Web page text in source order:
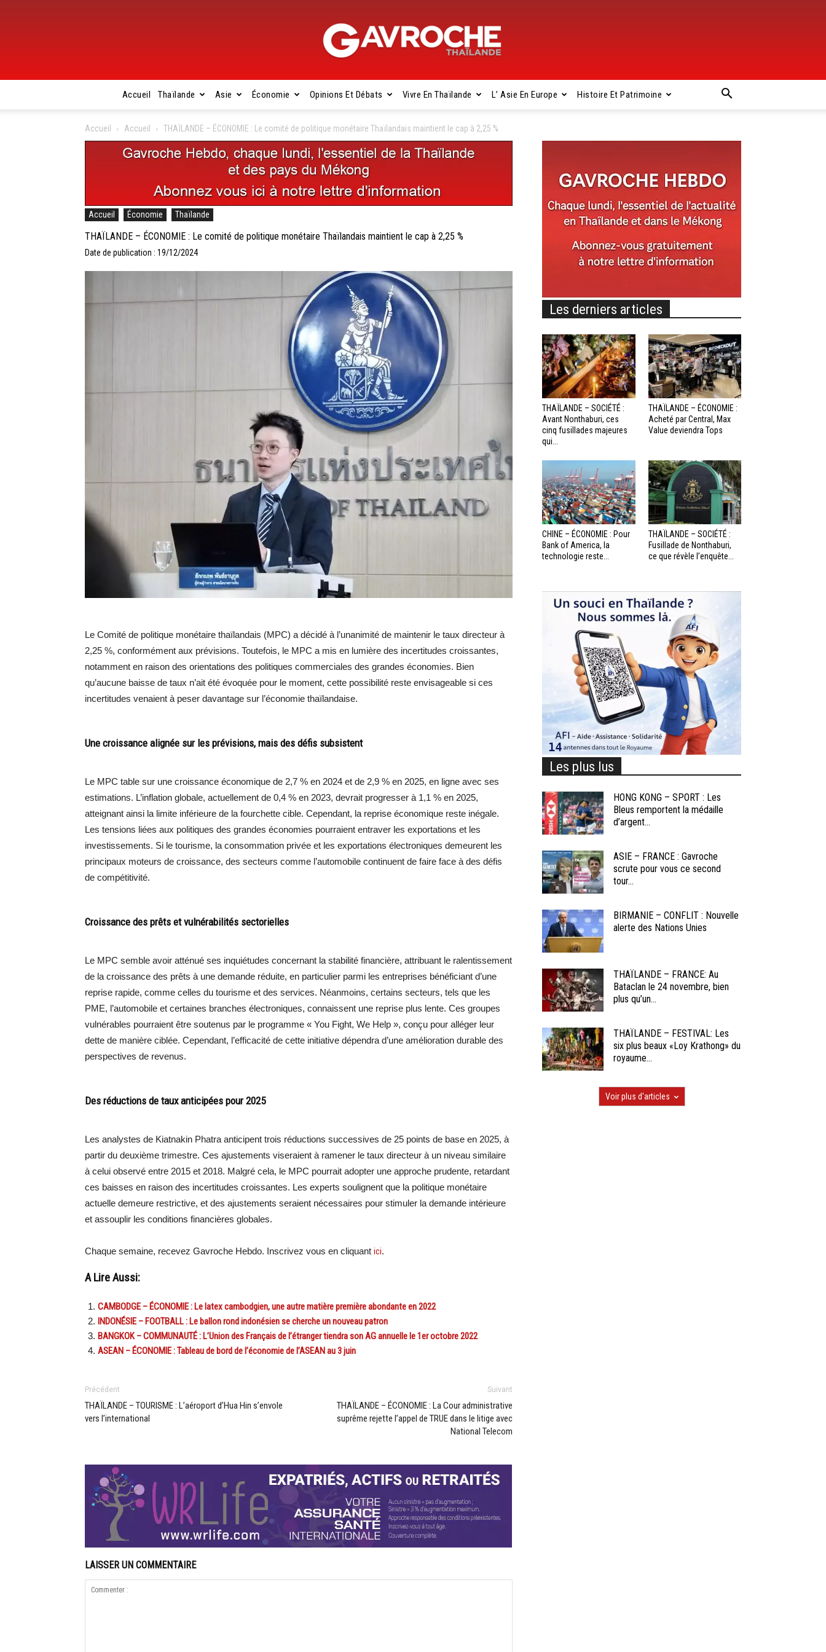
Gavroche
Accueil Thaïlande Asie Économie Opinions Et Débats Vivre En Thaïlande L’ Asie En Europe Histoire Et Patrimoine
Accueil Accueil THAÏLANDE – ÉCONOMIE : Le comité de politique monétaire Thaïlandais maintient le cap à 2,25 %
Accueil Économie Thaïlande
THAÏLANDE – ÉCONOMIE : Le comité de politique monétaire Thaïlandais maintient le cap à 2,25 %
Date de publication : 19/12/2024
Le Comité de politique monétaire thaïlandais (MPC) a décidé à l’unanimité de maintenir le taux directeur à
2,25 %, conformément aux prévisions. Toutefois, le MPC a mis en lumière des incertitudes croissantes,
notamment en raison des orientations des politiques commerciales des grandes économies. Bien
qu’aucune baisse de taux n’ait été évoquée pour le moment, cette possibilité reste envisageable si ces
incertitudes venaient à peser davantage sur l’économie thaïlandaise.
Une croissance alignée sur les prévisions, mais des défis subsistent
Le MPC table sur une croissance économique de 2,7 % en 2024 et de 2,9 % en 2025, en ligne avec ses
estimations. L’inflation globale, actuellement de 0,4 % en 2023, devrait progresser à 1,1 % en 2025,
atteignant ainsi la limite inférieure de la fourchette cible. Cependant, la reprise économique reste inégale.
Les tensions liées aux politiques des grandes économies pourraient entraver les exportations et les
investissements. Si le tourisme, la consommation privée et les exportations électroniques demeurent les
principaux moteurs de croissance, des secteurs comme l’automobile continuent de faire face à des défis
de compétitivité.
Croissance des prêts et vulnérabilités sectorielles
Le MPC semble avoir atténué ses inquiétudes concernant la stabilité financière, attribuant le ralentissement
de la croissance des prêts à une demande réduite, en particulier parmi les entreprises bénéficiant d’une
reprise rapide, comme celles du tourisme et des services. Néanmoins, certains secteurs, tels que les
PME, l’automobile et certaines branches électroniques, connaissent une reprise plus lente. Ces groupes
vulnérables pourraient être soutenus par le programme « You Fight, We Help », conçu pour alléger leur
dette de manière ciblée. Cependant, l’efficacité de cette initiative dépendra d’une amélioration durable des
perspectives de revenus.
Des réductions de taux anticipées pour 2025
Les analystes de Kiatnakin Phatra anticipent trois réductions successives de 25 points de base en 2025, à
partir du deuxième trimestre. Ces ajustements viseraient à ramener le taux directeur à un niveau similaire
à celui observé entre 2015 et 2018. Malgré cela, le MPC pourrait adopter une approche prudente, retardant
ces baisses en raison des incertitudes croissantes. Les experts soulignent que la politique monétaire
actuelle demeure restrictive, et des ajustements seraient nécessaires pour stimuler la demande intérieure
et assouplir les conditions financières globales.
Chaque semaine, recevez Gavroche Hebdo. Inscrivez vous en cliquant ici.
A Lire Aussi:
CAMBODGE – ÉCONOMIE : Le latex cambodgien, une autre matière première abondante en 2022
INDONÉSIE – FOOTBALL : Le ballon rond indonésien se cherche un nouveau patron
BANGKOK – COMMUNAUTÉ : L’Union des Français de l’étranger tiendra son AG annuelle le 1er octobre 2022
ASEAN – ÉCONOMIE : Tableau de bord de l’économie de l’ASEAN au 3 juin
Précédent
THAÏLANDE – TOURISME : L’aéroport d’Hua Hin s’envole
vers l’international
Suivant
THAÏLANDE – ÉCONOMIE : La Cour administrative
suprême rejette l’appel de TRUE dans le litige avec
National Telecom
LAISSER UN COMMENTAIRE
Les derniers articles
THAÏLANDE – SOCIÉTÉ :
Avant Nonthaburi, ces
cinq fusillades majeures
qui...
THAÏLANDE – ÉCONOMIE :
Acheté par Central, Max
Value deviendra Tops
CHINE – ÉCONOMIE : Pour
Bank of America, la
technologie reste...
THAÏLANDE – SOCIÉTÉ :
Fusillade de Nonthaburi,
ce que révèle l’enquête...
Les plus lus
HONG KONG – SPORT : Les
Bleus remportent la médaille
d’argent...
ASIE – FRANCE : Gavroche
scrute pour vous ce second
tour...
BIRMANIE – CONFLIT : Nouvelle
alerte des Nations Unies
THAÏLANDE – FRANCE: Au
Bataclan le 24 novembre, bien
plus qu’un...
THAÏLANDE – FESTIVAL: Les
six plus beaux «Loy Krathong» du
royaume...
Voir plus d'articles